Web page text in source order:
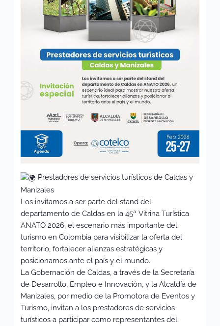
Prestadores de servicios turísticos de Caldas y
Manizales
Los invitamos a ser parte del stand del
departamento de Caldas en la 45ª Vitrina Turística
ANATO 2026, el escenario más importante del
turismo en Colombia para visibilizar la oferta del
territorio, fortalecer alianzas estratégicas y
posicionarnos ante el país y el mundo.
La Gobernación de Caldas, a través de la Secretaría
de Desarrollo, Empleo e Innovación, y la Alcaldía de
Manizales, por medio de la Promotora de Eventos y
Turismo, invitan a los prestadores de servicios
turísticos a participar como representantes del